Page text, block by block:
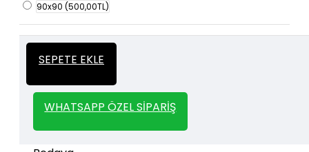
90x90 (500,00TL)
SEPETE EKLE
WHATSAPP ÖZEL SIPARIŞ
Kalın
İtalyan Sıva ve Dekorasyon amaçlı
kullanılan kalın stencil siparişleriniz için
geçebilirsiniz.